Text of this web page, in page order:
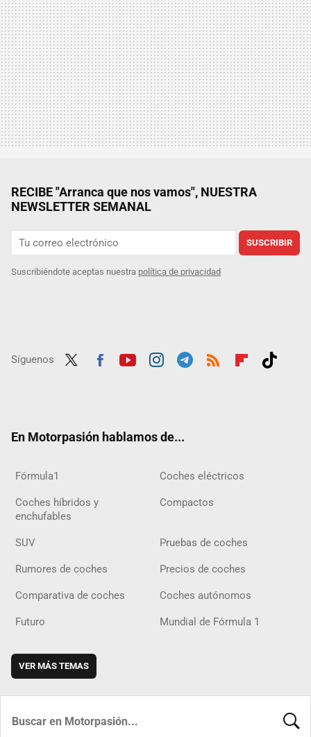
RECIBE "Arranca que nos vamos", NUESTRA
NEWSLETTER SEMANAL
SUSCRIBIR
Suscribiéndote aceptas nuestra política de privacidad
Síguenos
En Motorpasión hablamos de...
Fórmula1 Coches eléctricos
Coches híbridos y
enchufables
Compactos
SUV Pruebas de coches
Rumores de coches Precios de coches
Comparativa de coches Coches autónomos
Futuro Mundial de Fórmula 1
VER MÁS TEMAS